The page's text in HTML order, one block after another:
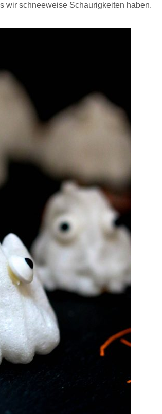
wir schneeweise Schaurigkeiten haben.